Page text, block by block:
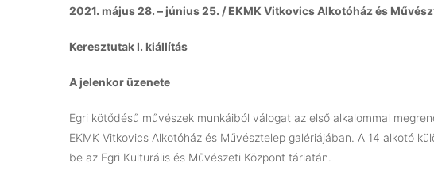
2021. május 28. – június 25. / EKMK Vitkovics Alkotóház és
Keresztutak I. kiállítás
A jelenkor üzenete
Egri kötődésű művészek munkáiból válogat az első alkalommal
EKMK Vitkovics Alkotóház és Művésztelep galériájában. A 14 alkotó
be az Egri Kulturális és Művészeti Központ tárlatán.